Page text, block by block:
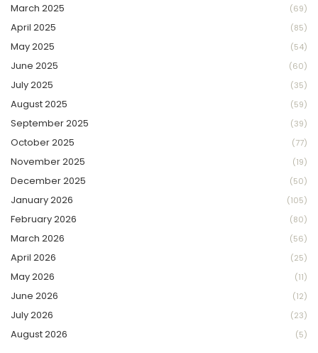
March 2025 (69)
April 2025 (85)
May 2025 (54)
June 2025 (60)
July 2025 (35)
August 2025 (59)
September 2025 (39)
October 2025 (77)
November 2025 (19)
December 2025 (50)
January 2026 (105)
February 2026 (80)
March 2026 (56)
April 2026 (25)
May 2026 (11)
June 2026 (12)
July 2026 (23)
August 2026 (5)